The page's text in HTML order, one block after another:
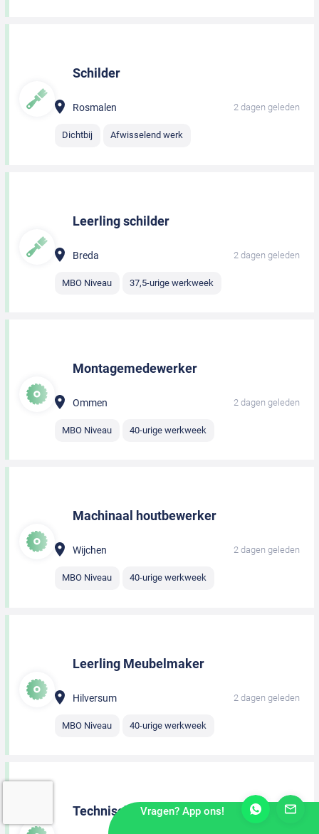
Schilder
Rosmalen 2 dagen geleden
Dichtbij Afwisselend werk
Leerling schilder
Breda 2 dagen geleden
MBO Niveau 37,5-urige werkweek
Montagemedewerker
Ommen 2 dagen geleden
MBO Niveau 40-urige werkweek
Machinaal houtbewerker
Wijchen 2 dagen geleden
MBO Niveau 40-urige werkweek
Leerling Meubelmaker
Hilversum 2 dagen geleden
MBO Niveau 40-urige werkweek
Technisch tekenaar
Vragen? App ons!